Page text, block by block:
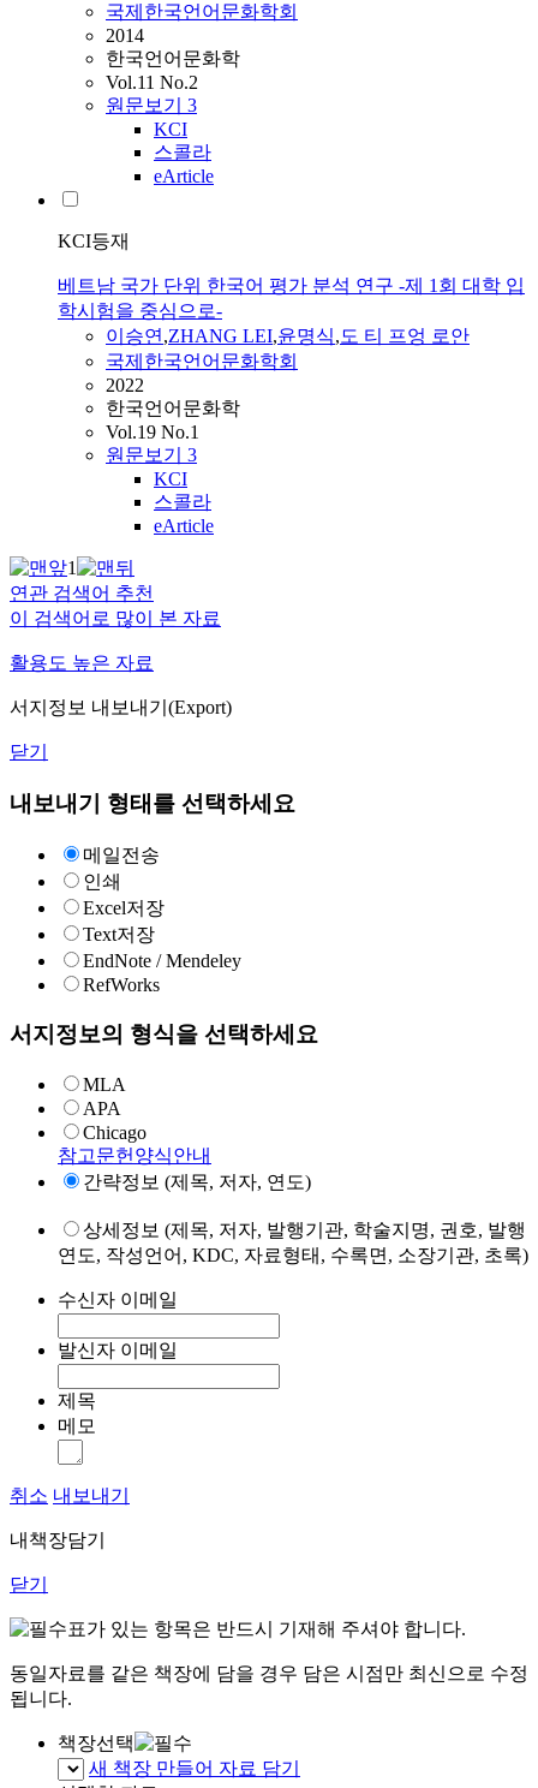
국제한국언어문화학회
2014
한국언어문화학
Vol.11 No.2
원문보기 3
KCI
스콜라
eArticle
KCI등재
베트남 국가 단위 한국어 평가 분석 연구 -제 1회 대학 입
학시험을 중심으로-
이승연,ZHANG LEI,윤명식,도 티 프엉 로안
국제한국언어문화학회
2022
한국언어문화학
Vol.19 No.1
원문보기 3
KCI
스콜라
eArticle
1
연관 검색어 추천
이 검색어로 많이 본 자료
활용도 높은 자료
서지정보 내보내기(Export)
닫기
내보내기 형태를 선택하세요
메일전송
인쇄
Excel저장
Text저장
EndNote / Mendeley
RefWorks
서지정보의 형식을 선택하세요
MLA
APA
Chicago
참고문헌양식안내
간략정보 (제목, 저자, 연도)
상세정보 (제목, 저자, 발행기관, 학술지명, 권호, 발행
연도, 작성언어, KDC, 자료형태, 수록면, 소장기관, 초록)
수신자 이메일
발신자 이메일
제목
메모
취소 내보내기
내책장담기
닫기
표가 있는 항목은 반드시 기재해 주셔야 합니다.
동일자료를 같은 책장에 담을 경우 담은 시점만 최신으로 수정
됩니다.
책장선택
새 책장 만들어 자료 담기